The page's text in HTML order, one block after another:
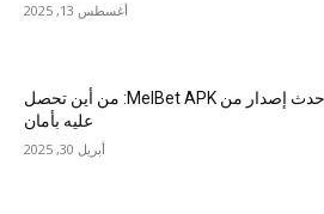
أغسطس 13, 2025
أحدث إصدار من MelBet APK: من أين تحصل
عليه بأمان
أبريل 30, 2025